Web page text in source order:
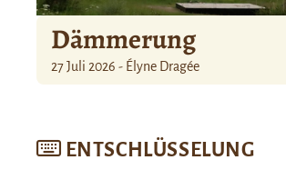
Dämmerung
27 Juli 2026 - Élyne Dragée
ENTSCHLÜSSELUNG